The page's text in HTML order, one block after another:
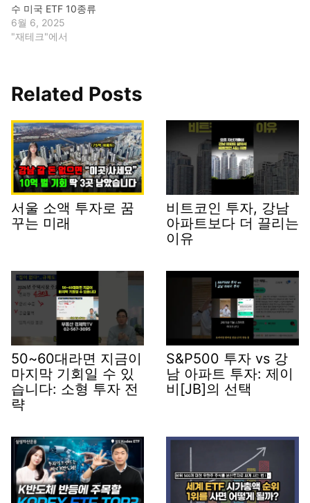
수 미국 ETF 10종류
6월 6, 2025
"재테크"에서
Related Posts
서울 소액 투자로 꿈
꾸는 미래
비트코인 투자, 강남
아파트보다 더 끌리는
이유
50~60대라면 지금이
마지막 기회일 수 있
습니다: 소형 투자 전
략
S&P500 투자 vs 강
남 아파트 투자: 제이
비[JB]의 선택